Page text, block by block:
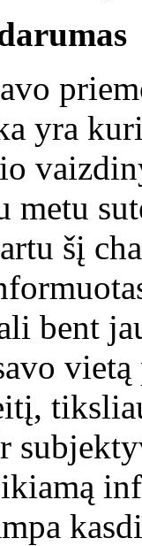
yra
metu
šį
bent